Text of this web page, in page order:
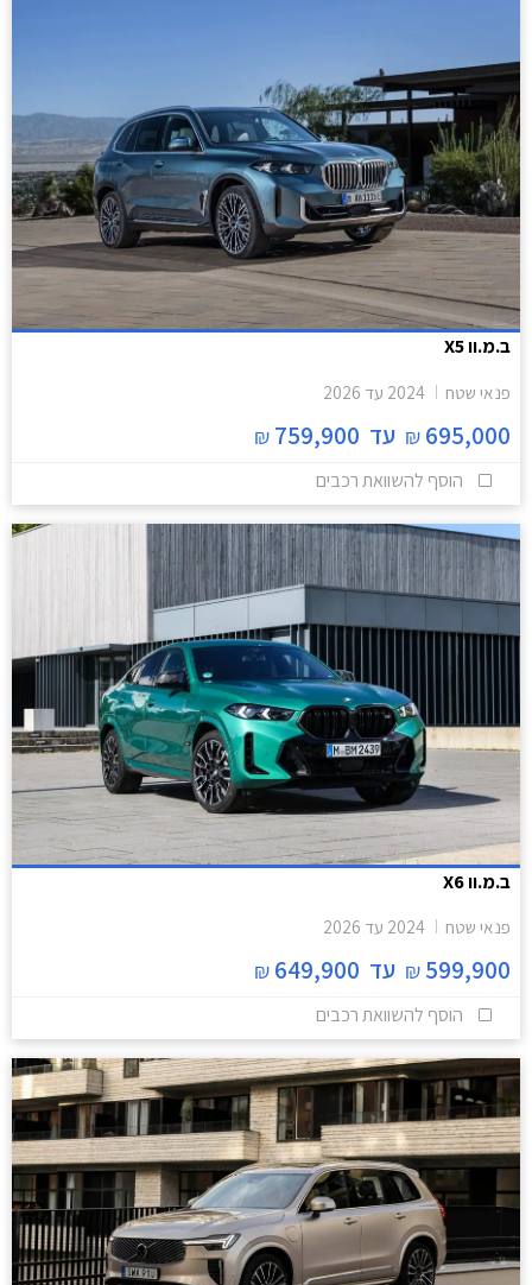
ב.מ.וו X5
פנאי שטח 2024 עד 2026
695,000
₪ עד 759,900
₪
הוסף להשוואת רכבים
ב.מ.וו X6
פנאי שטח 2024 עד 2026
599,900
₪ עד 649,900
₪
הוסף להשוואת רכבים